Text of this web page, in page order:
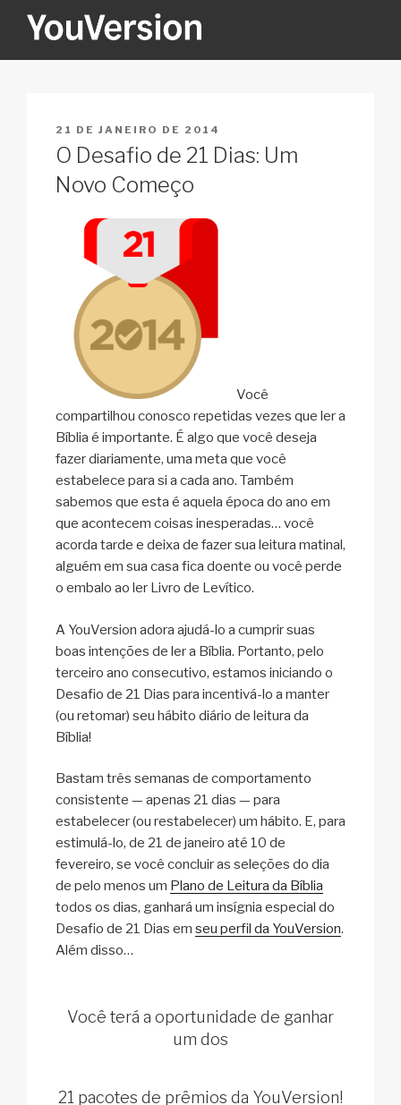
YOUVERSION
PUBLICADO
EM
21 DE JANEIRO DE 2014
O Desafio de 21 Dias: Um
Novo Começo
Você
compartilhou conosco repetidas vezes que ler a
Bíblia é importante. É algo que você deseja
fazer diariamente, uma meta que você
estabelece para si a cada ano. Também
sabemos que esta é aquela época do ano em
que acontecem coisas inesperadas… você
acorda tarde e deixa de fazer sua leitura matinal,
alguém em sua casa fica doente ou você perde
o embalo ao ler Livro de Levítico.
A YouVersion adora ajudá-lo a cumprir suas
boas intenções de ler a Bíblia. Portanto, pelo
terceiro ano consecutivo, estamos iniciando o
Desafio de 21 Dias para incentivá-lo a manter
(ou retomar) seu hábito diário de leitura da
Bíblia!
Bastam três semanas de comportamento
consistente — apenas 21 dias — para
estabelecer (ou restabelecer) um hábito. E, para
estimulá-lo, de 21 de janeiro até 10 de
fevereiro, se você concluir as seleções do dia
de pelo menos um Plano de Leitura da Bíblia
todos os dias, ganhará um insígnia especial do
Desafio de 21 Dias em seu perfil da YouVersion.
Além disso…
Você terá a oportunidade de ganhar
um dos
21 pacotes de prêmios da YouVersion!